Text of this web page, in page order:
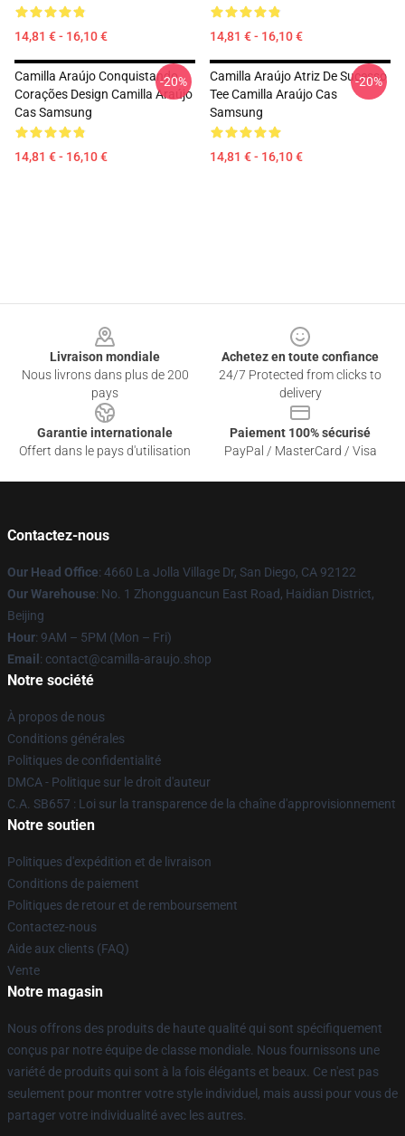
14,81 € - 16,10 € 14,81 € - 16,10 €
Camilla Araújo Conquistando
Corações Design Camilla Araújo
Cas Samsung
14,81 € - 16,10 €
-20%
Camilla Araújo Atriz De Sucesso
Tee Camilla Araújo Cas
Samsung
14,81 € - 16,10 €
-20%
Livraison mondiale
Nous livrons dans plus de 200
pays
Achetez en toute confiance
24/7 Protected from clicks to
delivery
Garantie internationale
Offert dans le pays d'utilisation
Paiement 100% sécurisé
PayPal / MasterCard / Visa
Contactez-nous
Our Head Office: 4660 La Jolla Village Dr, San Diego, CA 92122
Our Warehouse: No. 1 Zhongguancun East Road, Haidian District,
Beijing
Hour: 9AM – 5PM (Mon – Fri)
Email : contact@camilla-araujo.shop
Notre société
À propos de nous
Conditions générales
Politiques de confidentialité
DMCA - Politique sur le droit d'auteur
C.A. SB657 : Loi sur la transparence de la chaîne d'approvisionnement
Notre soutien
Politiques d'expédition et de livraison
Conditions de paiement
Politiques de retour et de remboursement
Contactez-nous
Aide aux clients (FAQ)
Vente
Notre magasin
Nous offrons des produits de haute qualité qui sont spécifiquement
conçus par notre équipe de classe mondiale. Nous fournissons une
variété de produits qui sont à la fois élégants et beaux. Ce n'est pas
seulement pour montrer votre style individuel, mais aussi pour vous de
partager votre individualité avec les autres.